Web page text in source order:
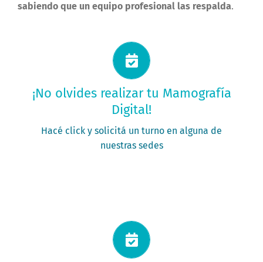
sabiendo que un equipo profesional las respalda.
¡No olvides realizar tu Mamografía
Digital!
Hacé click y solicitá un turno en alguna de
nuestras sedes
Solicitá tu turno ahora
PEDÍ TU TURNO